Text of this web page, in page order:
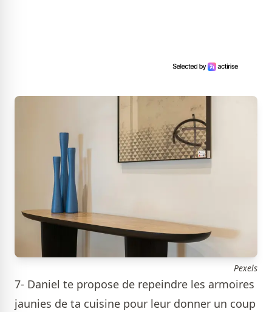
Pexels
7- Daniel te propose de repeindre les armoires
jaunies de ta cuisine pour leur donner un coup